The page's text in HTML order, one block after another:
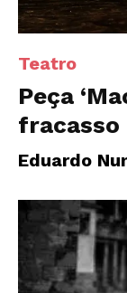
Teatro
Peça
Eduardo